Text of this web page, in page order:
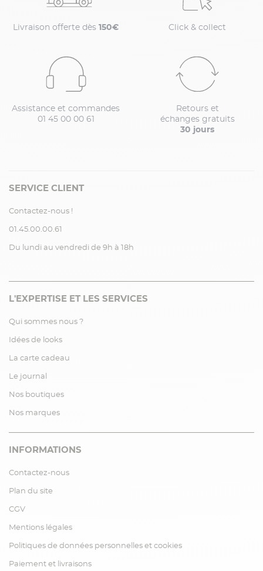
Livraison offerte dès 150€ Click & collect
Assistance et commandes
01 45 00 00 61
Retours et
échanges gratuits
30 jours
SERVICE CLIENT
Contactez-nous !
01.45.00.00.61
Du lundi au vendredi de 9h à 18h
L'EXPERTISE ET LES SERVICES
Qui sommes nous ?
Idées de looks
La carte cadeau
Le journal
Nos boutiques
Nos marques
INFORMATIONS
Contactez-nous
Plan du site
CGV
Mentions légales
Politiques de données personnelles et cookies
Paiement et livraisons